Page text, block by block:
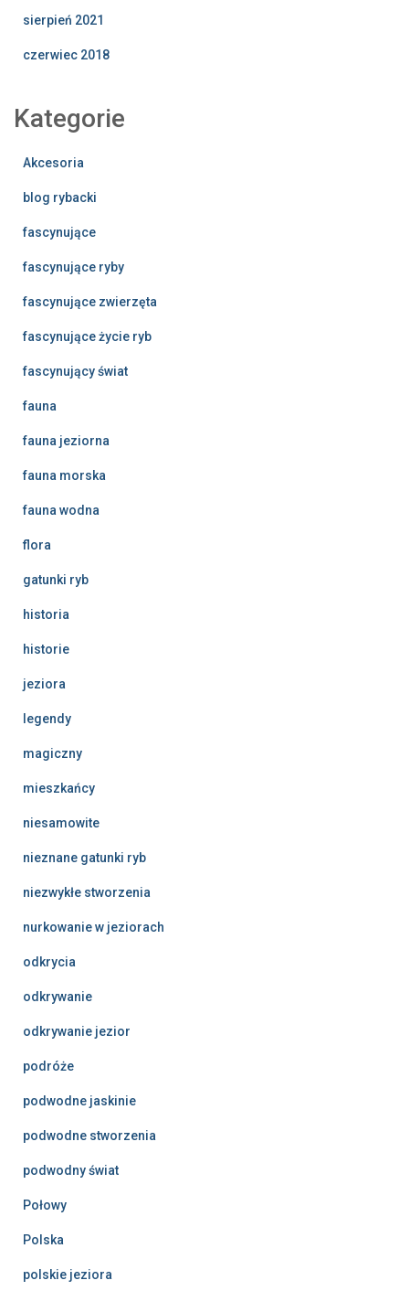
sierpień 2021
czerwiec 2018
Kategorie
Akcesoria
blog rybacki
fascynujące
fascynujące ryby
fascynujące zwierzęta
fascynujące życie ryb
fascynujący świat
fauna
fauna jeziorna
fauna morska
fauna wodna
flora
gatunki ryb
historia
historie
jeziora
legendy
magiczny
mieszkańcy
niesamowite
nieznane gatunki ryb
niezwykłe stworzenia
nurkowanie w jeziorach
odkrycia
odkrywanie
odkrywanie jezior
podróże
podwodne jaskinie
podwodne stworzenia
podwodny świat
Połowy
Polska
polskie jeziora